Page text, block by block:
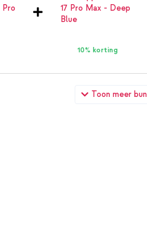
Toon meer
10% korting
Oslo Pro Bookcase met MagSafe